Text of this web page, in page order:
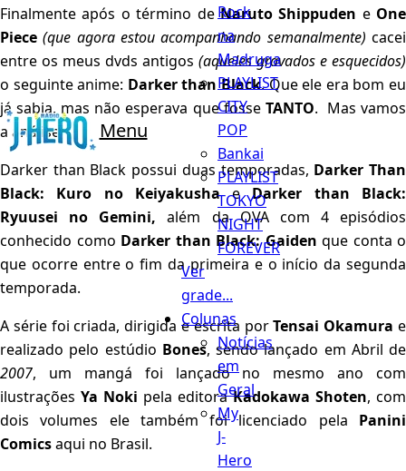
Menu
Rock
na
Madruga
PLAYLIST
CITY
POP
Bankai
PLAYLIST
TOKYO
NIGHT
FOREVER
Ver
grade...
Colunas
Notícias
em
Geral
My
J-
Hero
Finalmente após o término deNaruto Shippuden e One
Piece (que agora estou acompanhando semanalmente) cacei
entre os meus dvds antigos (aqueles gravados e esquecidos)
o seguinte anime: Darker than Black. Que ele era bom eu
já sabia, mas não esperava que fosse TANTO. Mas vamos
a análise.
Darker than Black possui duas temporadas, Darker Than
Black: Kuro no KeiyakushaeDarker than Black:
Ryuusei no Gemini, além da OVA com 4 episódios
conhecido como Darker than Black: Gaiden que conta o
que ocorre entre o fim da primeira e o início da segunda
temporada.
A série foi criada, dirigida e escrita porTensai Okamurae
realizado pelo estúdio Bones, sendo lançado em Abril de
2007, um mangá foi lançado no mesmo ano com
ilustrações Ya Noki pela editoraKadokawa Shoten, com
dois volumes ele também foi licenciado pela Panini
Comicsaqui no Brasil.